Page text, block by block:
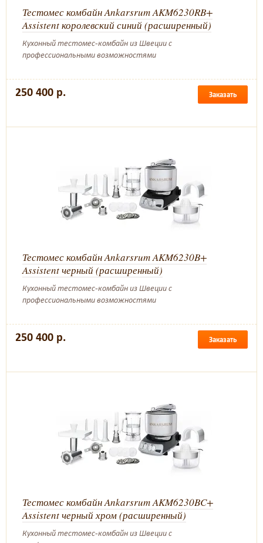
Тестомес комбайн Ankarsrum AKM6230RB+
Assistent королевский синий (расширенный)
Кухонный тестомес-комбайн из Швеции с
профессиональными возможностями
250 400 р. Заказать
Тестомес комбайн Ankarsrum AKM6230B+
Assistent черный (расширенный)
Кухонный тестомес-комбайн из Швеции с
профессиональными возможностями
250 400 р. Заказать
Тестомес комбайн Ankarsrum AKM6230BC+
Assistent черный хром (расширенный)
Кухонный тестомес-комбайн из Швеции с